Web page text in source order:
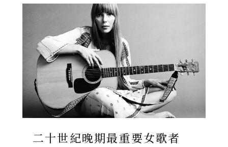
二十世紀晚期最重要女歌者